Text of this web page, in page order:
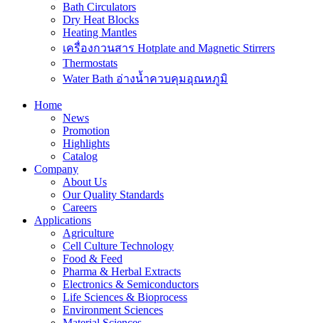
Bath Circulators
Dry Heat Blocks
Heating Mantles
เครื่องกวนสาร Hotplate and Magnetic Stirrers
Thermostats
Water Bath อ่างน้ำควบคุมอุณหภูมิ
Home
News
Promotion
Highlights
Catalog
Company
About Us
Our Quality Standards
Careers
Applications
Agriculture
Cell Culture Technology
Food & Feed
Pharma & Herbal Extracts
Electronics & Semiconductors
Life Sciences & Bioprocess
Environment Sciences